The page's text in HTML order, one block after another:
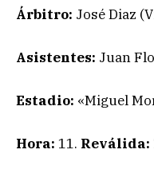
Árbitro: José Diaz
Asistentes: Juan
Estadio: «Miguel
Hora: 11. Reválida: